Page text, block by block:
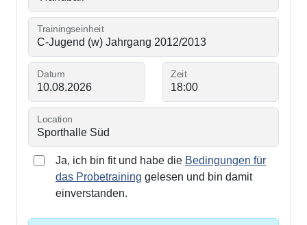
Trainingseinheit
Datum Zeit
Location
Ja, ich bin fit und habe die Bedingungen für
das Probetraining gelesen und bin damit
einverstanden.